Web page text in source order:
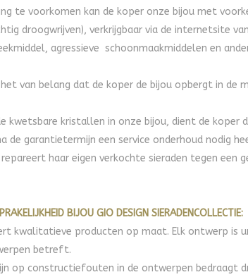
te voorkomen kan de koper onze bijou met
droogwrijven), verkrijgbaar via de internetsite
agressieve schoonmaakmiddelen en
van belang dat de koper de bijou opbergt in de
kwetsbare kristallen in onze bijou, dient de koper
de garantietermijn een service onderhoud nodig
repareert haar eigen verkochte sieraden tegen
BIJOU GIO DESIGN SIERADENCOLLECTIE:
kwalitatieve producten op maat. Elk ontwerp is
betreft.
op constructiefouten in de ontwerpen bedraagt